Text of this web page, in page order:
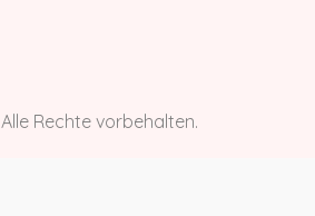
Rechte vorbehalten.